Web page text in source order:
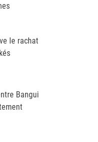
le rachat
Bangui